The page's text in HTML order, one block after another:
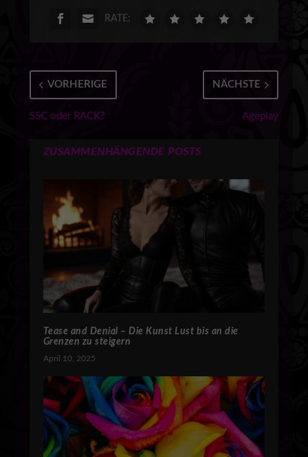
RATE:
VORHERIGE
SSC oder RACK?
NÄCHSTE
Ageplay
ZUSAMMENHÄNGENDE POSTS
Tease and Denial – Die Kunst Lust bis an die
Grenzen zu steigern
April 10, 2025